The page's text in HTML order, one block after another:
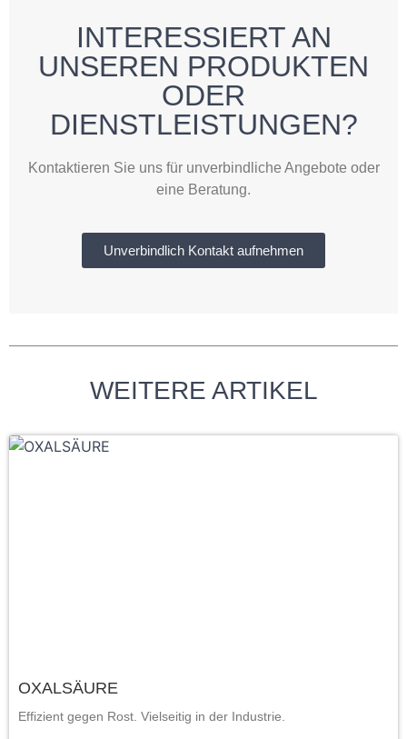
INTERESSIERT AN
UNSEREN PRODUKTEN
ODER
DIENSTLEISTUNGEN?
Kontaktieren Sie uns für unverbindliche Angebote oder
eine Beratung.
Unverbindlich Kontakt aufnehmen
WEITERE ARTIKEL
OXALSÄURE
Effizient gegen Rost. Vielseitig in der Industrie.